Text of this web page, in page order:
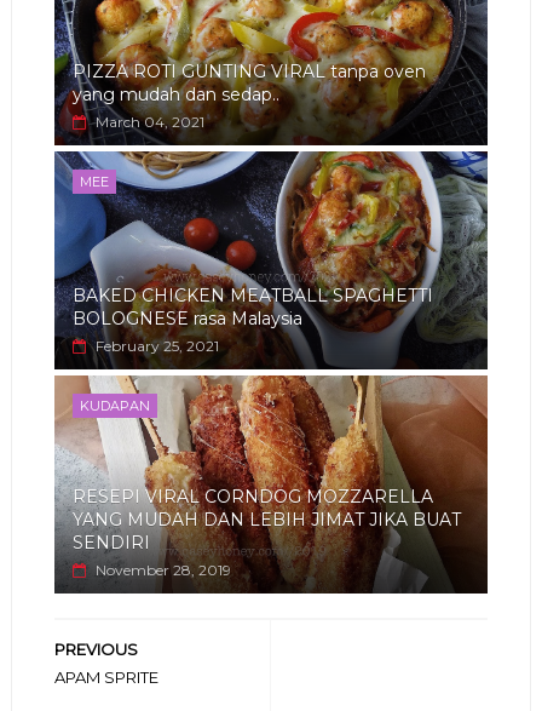
PIZZA ROTI GUNTING VIRAL tanpa oven
yang mudah dan sedap..
March 04, 2021
MEE
BAKED CHICKEN MEATBALL SPAGHETTI
BOLOGNESE rasa Malaysia
February 25, 2021
KUDAPAN
RESEPI VIRAL CORNDOG MOZZARELLA
YANG MUDAH DAN LEBIH JIMAT JIKA BUAT
SENDIRI
November 28, 2019
PREVIOUS
APAM SPRITE